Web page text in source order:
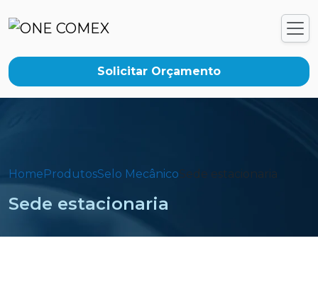
Solicitar Orçamento
Home ProdutosSelo MecânicoSede estacionaria
Sede estacionaria